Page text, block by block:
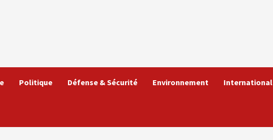
Politique Défense & Sécurité Environnement International